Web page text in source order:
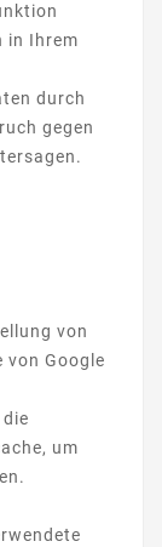
in Ihrem
durch
gegen
von
von Google
um